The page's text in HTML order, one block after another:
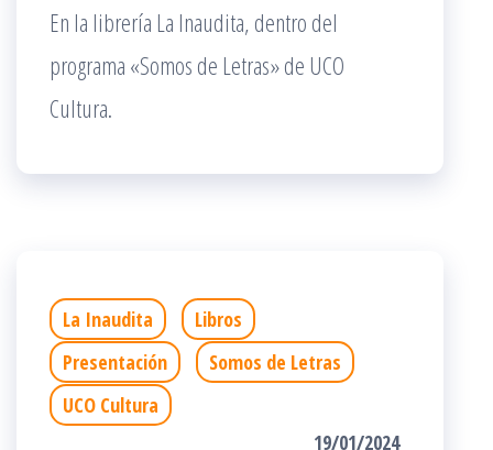
En la librería La Inaudita, dentro del
programa «Somos de Letras» de UCO
Cultura.
La Inaudita
Libros
Presentación
Somos de Letras
UCO Cultura
19/01/2024